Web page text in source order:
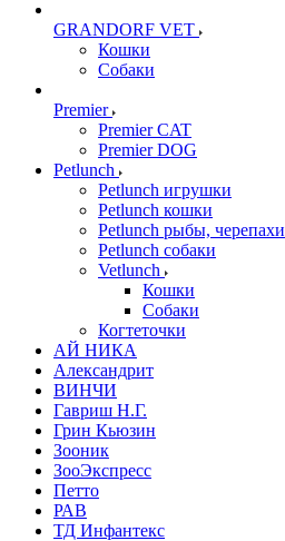
GRANDORF VET
Кошки
Собаки
Premier
Premier CAT
Premier DOG
Petlunch
Petlunch игрушки
Petlunch кошки
Petlunch рыбы, черепахи
Petlunch собаки
Vetlunch
Кошки
Собаки
Когтеточки
АЙ НИКА
Александрит
ВИНЧИ
Гавриш Н.Г.
Грин Кьюзин
Зооник
ЗооЭкспресс
Петто
РАВ
ТД Инфантекс